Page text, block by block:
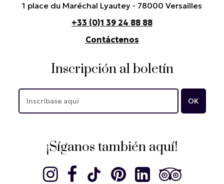
1 place du Maréchal Lyautey - 78000 Versailles
+33 (0)1 39 24 88 88
Contáctenos
Inscripción al boletín
¡Síganos también aquí!